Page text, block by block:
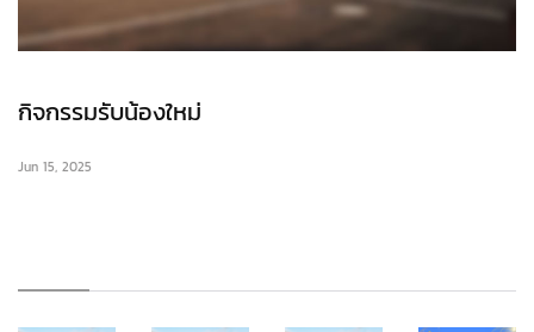
กิจกรรมรับน้องใหม่
Jun 15, 2025